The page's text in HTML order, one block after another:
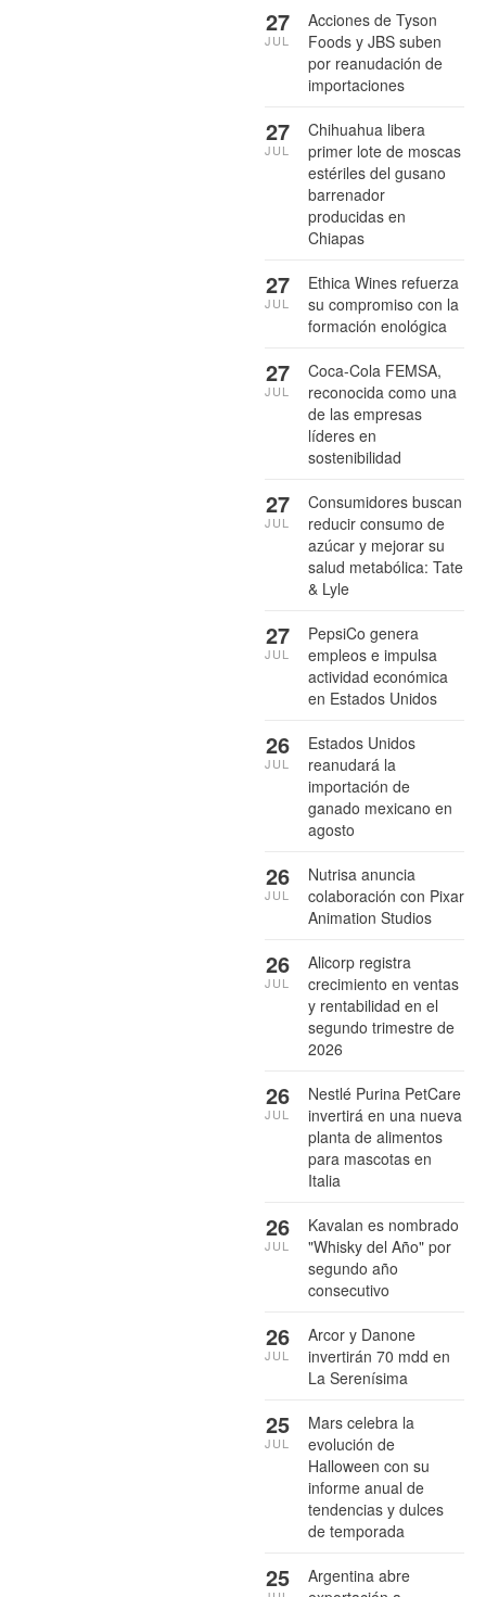
Acciones de Tyson
Foods y JBS suben
por reanudación de
importaciones
27
JUL
Chihuahua libera
primer lote de moscas
estériles del gusano
barrenador
producidas en
Chiapas
27
JUL
Ethica Wines refuerza
su compromiso con la
formación enológica
27
JUL
Coca-Cola FEMSA,
reconocida como una
de las empresas
líderes en
sostenibilidad
27
JUL
Consumidores buscan
reducir consumo de
azúcar y mejorar su
salud metabólica: Tate
& Lyle
27
JUL
PepsiCo genera
empleos e impulsa
actividad económica
en Estados Unidos
27
JUL
Estados Unidos
reanudará la
importación de
ganado mexicano en
agosto
26
JUL
Nutrisa anuncia
colaboración con Pixar
Animation Studios
26
JUL
Alicorp registra
crecimiento en ventas
y rentabilidad en el
segundo trimestre de
2026
26
JUL
Nestlé Purina PetCare
invertirá en una nueva
planta de alimentos
para mascotas en
Italia
26
JUL
Kavalan es nombrado
"Whisky del Año" por
segundo año
consecutivo
26
JUL
Arcor y Danone
invertirán 70 mdd en
La Serenísima
26
JUL
Mars celebra la
evolución de
Halloween con su
informe anual de
tendencias y dulces
de temporada
25
JUL
Argentina abre
25